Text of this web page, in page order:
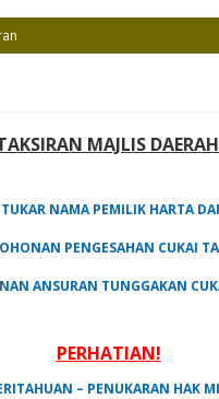
MAJLIS DAERAH
NAMA PEMILIK HARTA
PENGESAHAN CUKAI
ANSURAN TUNGGAKAN
PERHATIAN!
– PENUKARAN HAK